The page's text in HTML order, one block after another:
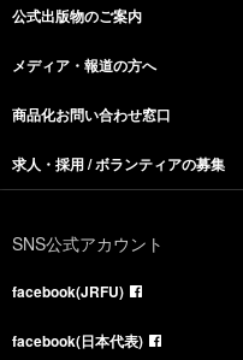
公式出版物のご案内
メディア・報道の方へ
商品化お問い合わせ窓口
求人・採用 / ボランティアの募集
SNS公式アカウント
facebook(JRFU)
facebook(日本代表)